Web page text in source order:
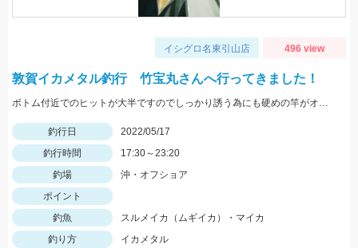
イシグロ名東引山店 496 view
敦賀イカメタル釣行 竹宝丸さんへ行ってきました！
ボトム付近でのヒットが大半ですのでしっかり誘う為にも硬めの竿がオススメ！スッテは基本色の赤緑・赤黄などの20号がメインです。
釣行日
2022/05/17
釣行時間
17:30～23:20
釣場
沖・オフショア
ポイント
釣魚
スルメイカ（ムギイカ）・マイカ
釣り方
イカメタル